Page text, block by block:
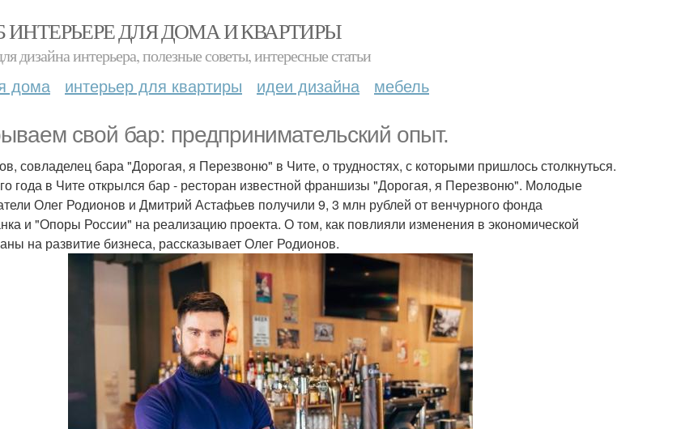
ИНТЕРЬЕРЕ ДЛЯ ДОМА И КВАРТИРЫ
дизайна интерьера, полезные советы, интересные статьи
дома интерьер для квартиры идеи дизайна мебель
свой бар: предпринимательский опыт.
совладелец бара "Дорогая, я Перезвоню" в Чите, о трудностях, с которыми пришлось столкнуться.
года в Чите открылся бар - ресторан известной франшизы "Дорогая, я Перезвоню". Молодые
Олег Родионов и Дмитрий Астафьев получили 9, 3 млн рублей от венчурного фонда
и "Опоры России" на реализацию проекта. О том, как повлияли изменения в экономической
на развитие бизнеса, рассказывает Олег Родионов.